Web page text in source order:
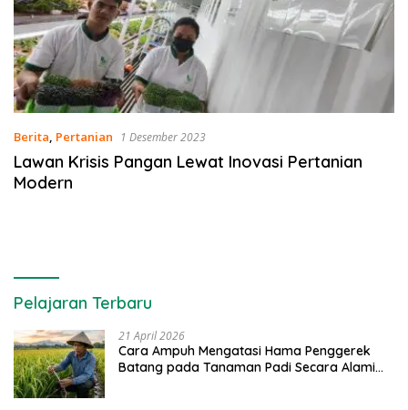
Berita, Pertanian 1 Desember 2023
Lawan Krisis Pangan Lewat Inovasi Pertanian
Modern
Pelajaran Terbaru
21 April 2026
Cara Ampuh Mengatasi Hama Penggerek
Batang pada Tanaman Padi Secara Alami